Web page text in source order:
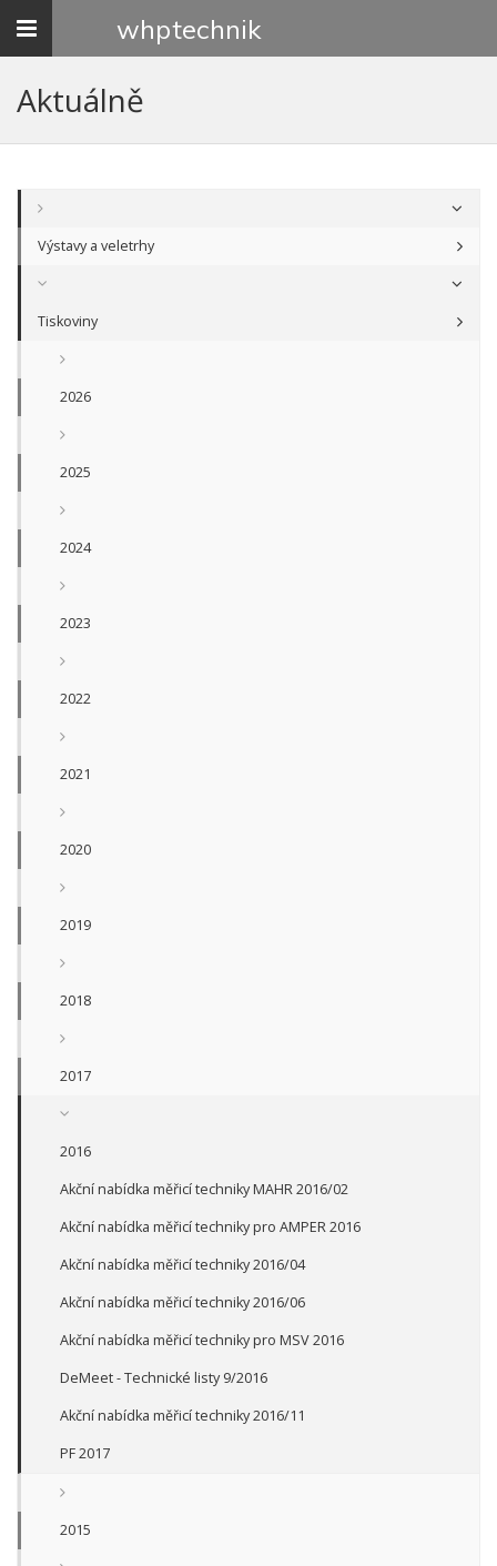
Toggle
whptechnik
Aktuálně
Výstavy a veletrhy
Tiskoviny
2026
2025
2024
2023
2022
2021
2020
2019
2018
2017
2016
Akční nabídka měřicí techniky MAHR 2016/02
Akční nabídka měřicí techniky pro AMPER 2016
Akční nabídka měřicí techniky 2016/04
Akční nabídka měřicí techniky 2016/06
Akční nabídka měřicí techniky pro MSV 2016
DeMeet - Technické listy 9/2016
Akční nabídka měřicí techniky 2016/11
PF 2017
2015